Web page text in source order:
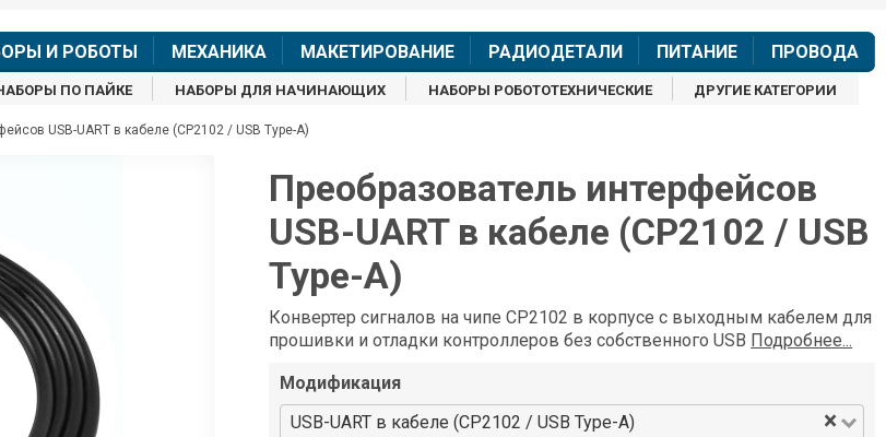
И РОБОТЫ МЕХАНИКА МАКЕТИРОВАНИЕ РАДИОДЕТАЛИ ПИТАНИЕ ПРОВОДА
ПО ПАЙКЕ НАБОРЫ ДЛЯ НАЧИНАЮЩИХ НАБОРЫ РОБОТОТЕХНИЧЕСКИЕ ДРУГИЕ КАТЕГОРИИ
USB-UART в кабеле (CP2102 / USB Type-A)
Преобразователь интерфейсов
USB-UART в кабеле (CP2102 / USB
Type-A)
Конвертер сигналов на чипе CP2102 в корпусе с выходным кабелем для
прошивки и отладки контроллеров без собственного USB Подробнее...
Модификация
USB-UART в кабеле (CP2102 / USB Type-A)
×
не обслуживаются
Менеджер
8 (499) 500-14-56